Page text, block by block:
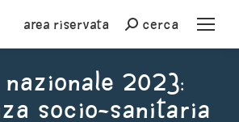
Area riservata Cercacerca
nazionale 2023:
socio-sanitaria